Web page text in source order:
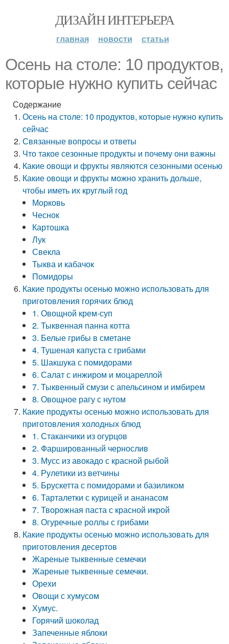
ДИЗАЙН ИНТЕРЬЕРА
главная новости статьи
Осень на столе: 10 продуктов,
которые нужно купить сейчас
Содержание
Осень на столе: 10 продуктов, которые нужно купить
сейчас
Связанные вопросы и ответы
Что такое сезонные продукты и почему они важны
Какие овощи и фрукты являются сезонными осенью
Какие овощи и фрукты можно хранить дольше,
чтобы иметь их круглый год
Морковь
Чеснок
Картошка
Лук
Свекла
Тыква и кабачок
Помидоры
Какие продукты осенью можно использовать для
приготовления горячих блюд
1. Овощной крем-суп
2. Тыквенная панна котта
3. Белые грибы в сметане
4. Тушеная капуста с грибами
5. Шакшука с помидорами
6. Салат с инжиром и моцареллой
7. Тыквенный смузи с апельсином и имбирем
8. Овощное рагу с нутом
Какие продукты осенью можно использовать для
приготовления холодных блюд
1. Стаканчики из огурцов
2. Фаршированный чернослив
3. Мусс из авокадо с красной рыбой
4. Рулетики из ветчины
5. Брускетта с помидорами и базиликом
6. Тарталетки с курицей и ананасом
7. Творожная паста с красной икрой
8. Огуречные роллы с грибами
Какие продукты осенью можно использовать для
приготовления десертов
Жареные тыквенные семечки
Жареные тыквенные семечки.
Орехи
Овощи с хумусом
Хумус.
Горячий шоколад
Запеченные яблоки